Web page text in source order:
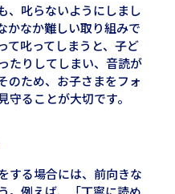
、叱らないようにしまし
かなか難しい取り組みで
て叱ってしまうと、子ど
たりしてしまい、音読が
のため、お子さまをフォ
守ることが大切です。
する場合には、前向きな